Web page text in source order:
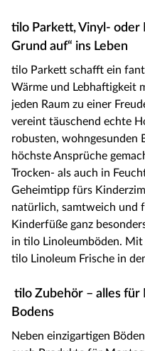
tilo Parkett, Vinyl- oder
Grund auf“ ins Leben
tilo Parkett schafft ein
Wärme und Lebhaftigkeit
jeden Raum zu einer
vereint täuschend echte
robusten, wohngesunden
höchste Ansprüche
Trocken- als auch in
Geheimtipp fürs
natürlich, samtweich und
Kinderfüße ganz
in tilo Linoleumböden.
tilo Linoleum Frische in
tilo Zubehör – alles für
Bodens
Neben einzigartigen